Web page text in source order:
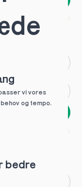
tutor
Andet
tutor
vi vores
og tempo.
bedre